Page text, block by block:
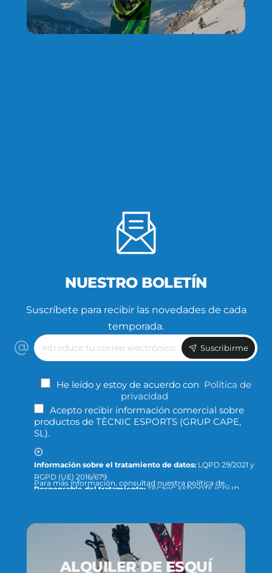
NUESTRO BOLETÍN
Suscríbete para recibir las novedades de cada
temporada.
Introduce
tu
correo
Suscribirme
He leído y estoy de acuerdo con Política de
privacidad
Acepto recibir información comercial sobre
productos de TÈCNIC ESPORTS (GRUP CAPE,
SL).
Información sobre el tratamiento de datos: LQPD 29/2021 y
RGPD (UE) 2016/679
Responsable del tratamiento:
productos.
Consentimiento de la persona interesada.
Los datos no se cederán a terceros, salvo que
lo exija la ley o sea necesario para cumplir con el fin del
Para más información, consultad nuestra política de
ALQUILER DE ESQUÍ